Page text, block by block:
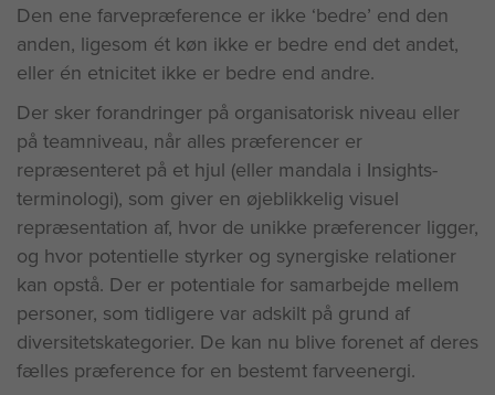
Den ene farvepræference er ikke ‘bedre’ end den
anden, ligesom ét køn ikke er bedre end det andet,
eller én etnicitet ikke er bedre end andre.
Der sker forandringer på organisatorisk niveau eller
på teamniveau, når alles præferencer er
repræsenteret på et hjul (eller mandala i Insights-
terminologi), som giver en øjeblikkelig visuel
repræsentation af, hvor de unikke præferencer ligger,
og hvor potentielle styrker og synergiske relationer
kan opstå. Der er potentiale for samarbejde mellem
personer, som tidligere var adskilt på grund af
diversitetskategorier. De kan nu blive forenet af deres
fælles præference for en bestemt farveenergi.